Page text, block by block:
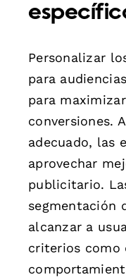
Personalizar
para
para
conversiones.
adecuado, las
aprovechar
publicitario.
segmentación
alcanzar a
criterios como